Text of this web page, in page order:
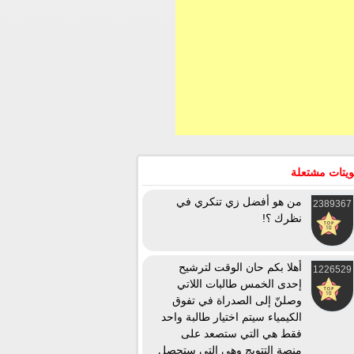
مشتعلة
2389367
من هو أفضل زي تنكري في
نظرك ؟!
1226529
أهلا بكم حان الوقت لترشيح
إحدى الخمس طالبات اللاتي
وصلنّ إلى الصدراة في تفوق
الكيمياء سيتم اختيار طالبة واحد
فقط هي التي ستصعد على
منصة التتويج وهي التي ستحصل